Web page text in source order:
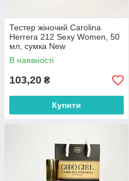
Тестер жіночий Carolina
Herrera 212 Sexy Women, 50
мл, сумка New
В наявності
103,20 ₴
Купити